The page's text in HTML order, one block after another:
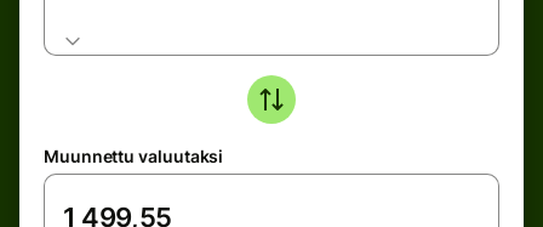
Muunnettu valuutaksi